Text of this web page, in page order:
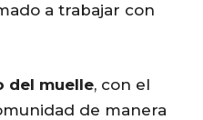
a trabajar con
del muelle, con el
de manera